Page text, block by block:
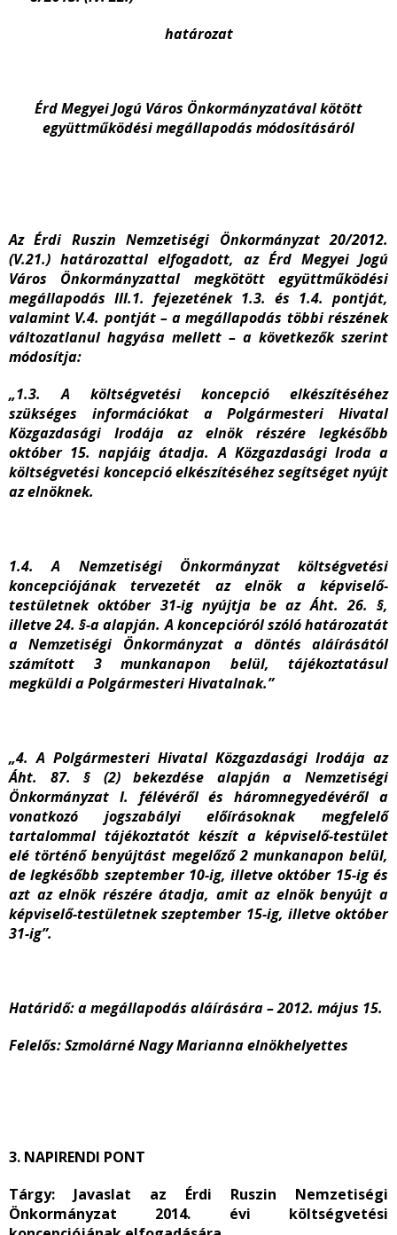
határozat
Érd Megyei Jogú Város Önkormányzatával kötött
együttműködési megállapodás módosításáról
Az Érdi Ruszin Nemzetiségi Önkormányzat 20/2012.
(V.21.) határozattal elfogadott, az Érd Megyei Jogú
Város Önkormányzattal megkötött együttműködési
megállapodás III.1. fejezetének 1.3. és 1.4. pontját,
valamint V.4. pontját – a megállapodás többi részének
változatlanul hagyása mellett – a következők szerint
módosítja:
„1.3. A költségvetési koncepció elkészítéséhez
szükséges információkat a Polgármesteri Hivatal
Közgazdasági Irodája az elnök részére legkésőbb
október 15. napjáig átadja. A Közgazdasági Iroda a
költségvetési koncepció elkészítéséhez segítséget nyújt
az elnöknek.
1.4. A Nemzetiségi Önkormányzat költségvetési
koncepciójának tervezetét az elnök a képviselő-
testületnek október 31-ig nyújtja be az Áht. 26. §,
illetve 24. §-a alapján. A koncepcióról szóló határozatát
a Nemzetiségi Önkormányzat a döntés aláírásától
számított 3 munkanapon belül, tájékoztatásul
megküldi a Polgármesteri Hivatalnak.”
„4. A Polgármesteri Hivatal Közgazdasági Irodája az
Áht. 87. § (2) bekezdése alapján a Nemzetiségi
Önkormányzat I. félévéről és háromnegyedévéről a
vonatkozó jogszabályi előírásoknak megfelelő
tartalommal tájékoztatót készít a képviselő-testület
elé történő benyújtást megelőző 2 munkanapon belül,
de legkésőbb szeptember 10-ig, illetve október 15-ig és
azt az elnök részére átadja, amit az elnök benyújt a
képviselő-testületnek szeptember 15-ig, illetve október
31-ig”.
Határidő:a megállapodás aláírására – 2012. május 15.
Felelős: Szmolárné Nagy Marianna elnökhelyettes
3. NAPIRENDI PONT
Tárgy: Javaslat az Érdi Ruszin Nemzetiségi
Önkormányzat 2014. évi költségvetési